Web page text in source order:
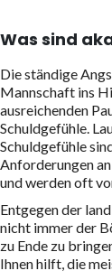
Was sind
Die ständige
Mannschaft ins
ausreichenden
Schuldgefühle.
Schuldgefühle
Anforderungen
und werden oft
Entgegen der
nicht immer der
zu Ende zu
Ihnen hilft, die